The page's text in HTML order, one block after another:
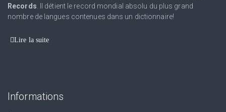
Records . Il détient le record mondial absolu du plus grand
nombre de langues contenues dans un dictionnaire!
Lire la suite
Informations